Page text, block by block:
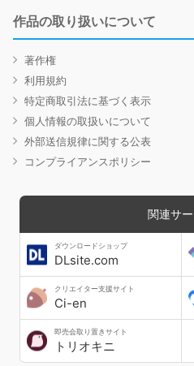
作品の取り扱いについて
著作権
利用規約
特定商取引法に基づく表示
個人情報の取扱いについて
外部送信規律に関する公表
コンプライアンスポリシー
関連サ
ダウンロードショップ
DLsite.com
クリエイター支援サイト
Ci-en
即売会取り置きサイト
トリオキニ